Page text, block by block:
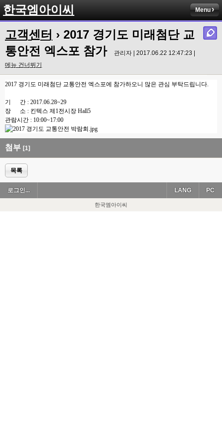
한국엠아이씨 Menu
고객센터 › 2017 경기도 미래첨단 교
통안전 엑스포 참가
관리자 | 2017.06.22 12:47:23 |
메뉴 건너뛰기
2017 경기도 미래첨단 교통안전 엑스포에 참가하오니 많은 관심 부탁드립니다.
기 간 : 2017.06.28~29
장 소 : 킨텍스 제1전시장 Hall5
관람시간 : 10:00~17:00
첨부 [1]
목록
로그인... PC
LANG
한국엠아이씨